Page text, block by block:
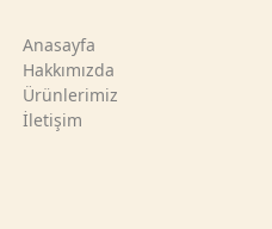
Anasayfa
Hakkımızda
Ürünlerimiz
İletişim